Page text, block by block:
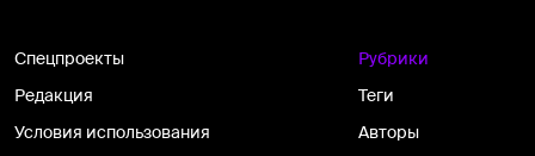
Спецпроекты
Редакция
Условия использования
Рубрики
Теги
Авторы